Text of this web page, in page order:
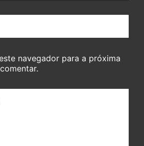
navegador para a próxima